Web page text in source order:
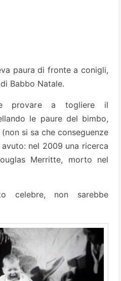
paura di fronte a conigli,
Babbo Natale.
provare a togliere il
le paure del bimbo,
si sa che conseguenze
nel 2009 una ricerca
Merritte, morto nel
celebre, non sarebbe